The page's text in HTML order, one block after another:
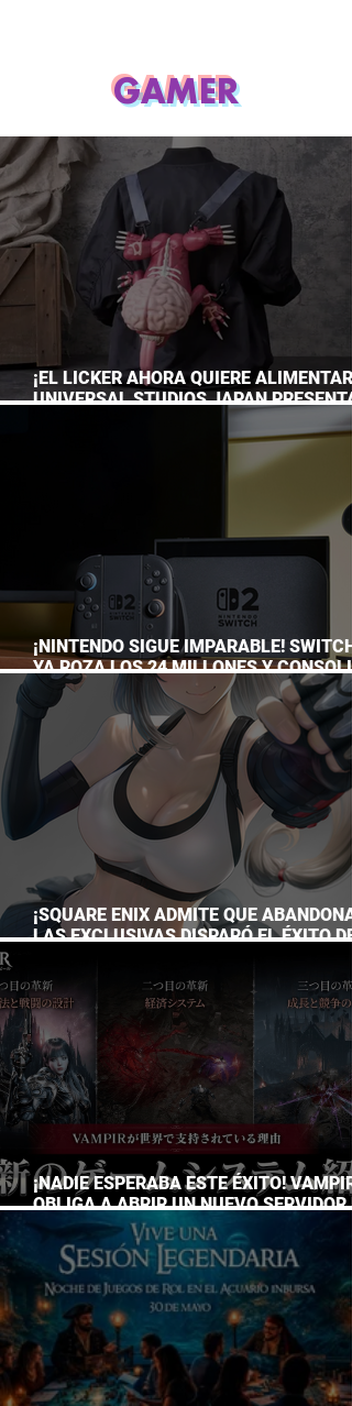
GAMER
¡EL LICKER AHORA QUIERE
UNIVERSAL STUDIOS JAPAN PRESENTA
SU TERRORÍFICA COLECCIÓN DE
¡NINTENDO SIGUE IMPARABLE! SWITCH
YA ROZA LOS 24 MILLONES Y
EL DOMINIO DE LA GRAN N
¡SQUARE ENIX ADMITE QUE
LAS EXCLUSIVAS DISPARÓ EL ÉXITO DE
¡NADIE ESPERABA ESTE ÉXITO! VAMPIR
OBLIGA A ABRIR UN NUEVO SERVIDOR
JAPÓN A SOLO DOS DÍAS DE SU
LANZAMIENTO